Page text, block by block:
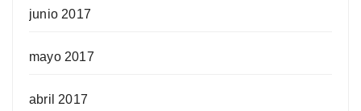
junio 2017
mayo 2017
abril 2017